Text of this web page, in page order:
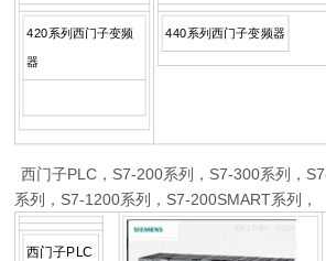
420系列西门子变频
器
440系列西门子变频器
西门子PLC，S7-200系列，S7-300系列，
系列，S7-1200系列，S7-200SMART系列，
西门子PLC